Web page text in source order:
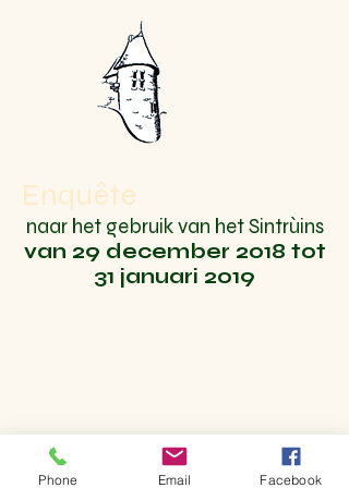
Enquête
naar het gebruik van het Sintrùins
van 29 december 2018 tot
31 januari 2019
Phone Email Facebook